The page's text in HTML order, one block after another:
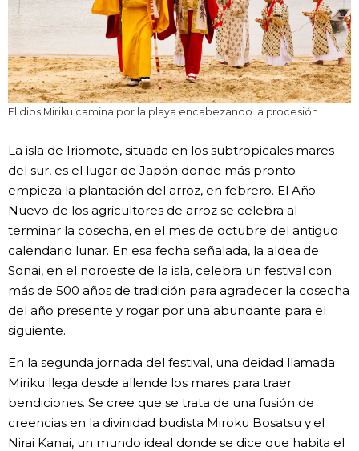
El dios Miriku camina por la playa encabezando la procesión.
La isla de Iriomote, situada en los subtropicales mares
del sur, es el lugar de Japón donde más pronto
empieza la plantación del arroz, en febrero. El Año
Nuevo de los agricultores de arroz se celebra al
terminar la cosecha, en el mes de octubre del antiguo
calendario lunar. En esa fecha señalada, la aldea de
Sonai, en el noroeste de la isla, celebra un festival con
más de 500 años de tradición para agradecer la cosecha
del año presente y rogar por una abundante para el
siguiente.
En la segunda jornada del festival, una deidad llamada
Miriku llega desde allende los mares para traer
bendiciones. Se cree que se trata de una fusión de
creencias en la divinidad budista Miroku Bosatsu y el
Nirai Kanai, un mundo ideal donde se dice que habita el